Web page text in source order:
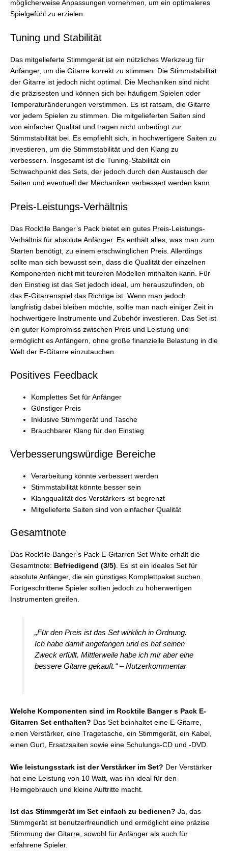
möglicherweise Anpassungen vornehmen, um ein optimaleres
Spielgefühl zu erzielen.
Tuning und Stabilität
Das mitgelieferte Stimmgerät ist ein nützliches Werkzeug für
Anfänger, um die Gitarre korrekt zu stimmen. Die Stimmstabilität
der Gitarre ist jedoch nicht optimal. Die Mechaniken sind nicht
die präzisesten und können sich bei häufigem Spielen oder
Temperaturänderungen verstimmen. Es ist ratsam, die Gitarre
vor jedem Spielen zu stimmen. Die mitgelieferten Saiten sind
von einfacher Qualität und tragen nicht unbedingt zur
Stimmstabilität bei. Es empfiehlt sich, in hochwertigere Saiten zu
investieren, um die Stimmstabilität und den Klang zu
verbessern. Insgesamt ist die Tuning-Stabilität ein
Schwachpunkt des Sets, der jedoch durch den Austausch der
Saiten und eventuell der Mechaniken verbessert werden kann.
Preis-Leistungs-Verhältnis
Das Rocktile Banger’s Pack bietet ein gutes Preis-Leistungs-
Verhältnis für absolute Anfänger. Es enthält alles, was man zum
Starten benötigt, zu einem erschwinglichen Preis. Allerdings
sollte man sich bewusst sein, dass die Qualität der einzelnen
Komponenten nicht mit teureren Modellen mithalten kann. Für
den Einstieg ist das Set jedoch ideal, um herauszufinden, ob
das E-Gitarrenspiel das Richtige ist. Wenn man jedoch
langfristig dabei bleiben möchte, sollte man nach einiger Zeit in
hochwertigere Instrumente und Zubehör investieren. Das Set ist
ein guter Kompromiss zwischen Preis und Leistung und
ermöglicht es Anfängern, ohne große finanzielle Belastung in die
Welt der E-Gitarre einzutauchen.
Positives Feedback
Komplettes Set für Anfänger
Günstiger Preis
Inklusive Stimmgerät und Tasche
Brauchbarer Klang für den Einstieg
Verbesserungswürdige Bereiche
Verarbeitung könnte verbessert werden
Stimmstabilität könnte besser sein
Klangqualität des Verstärkers ist begrenzt
Mitgelieferte Saiten sind von einfacher Qualität
Gesamtnote
Das Rocktile Banger’s Pack E-Gitarren Set White erhält die
Gesamtnote: Befriedigend (3/5). Es ist ein ideales Set für
absolute Anfänger, die ein günstiges Komplettpaket suchen.
Fortgeschrittene Spieler sollten jedoch zu höherwertigen
Instrumenten greifen.
„Für den Preis ist das Set wirklich in Ordnung.
Ich habe damit angefangen und es hat seinen
Zweck erfüllt. Mittlerweile habe ich mir aber eine
bessere Gitarre gekauft.“ – Nutzerkommentar
Welche Komponenten sind im Rocktile Banger s Pack E-
Gitarren Set enthalten? Das Set beinhaltet eine E-Gitarre,
einen Verstärker, eine Tragetasche, ein Stimmgerät, ein Kabel,
einen Gurt, Ersatzsaiten sowie eine Schulungs-CD und -DVD.
Wie leistungsstark ist der Verstärker im Set? Der Verstärker
hat eine Leistung von 10 Watt, was ihn ideal für den
Heimgebrauch und kleine Auftritte macht.
Ist das Stimmgerät im Set einfach zu bedienen? Ja, das
Stimmgerät ist benutzerfreundlich und ermöglicht eine präzise
Stimmung der Gitarre, sowohl für Anfänger als auch für
erfahrene Spieler.